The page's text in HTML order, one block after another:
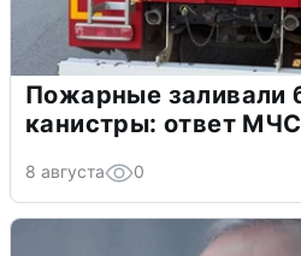
Пожарные заливали
канистры: ответ МЧС
8 августа 0